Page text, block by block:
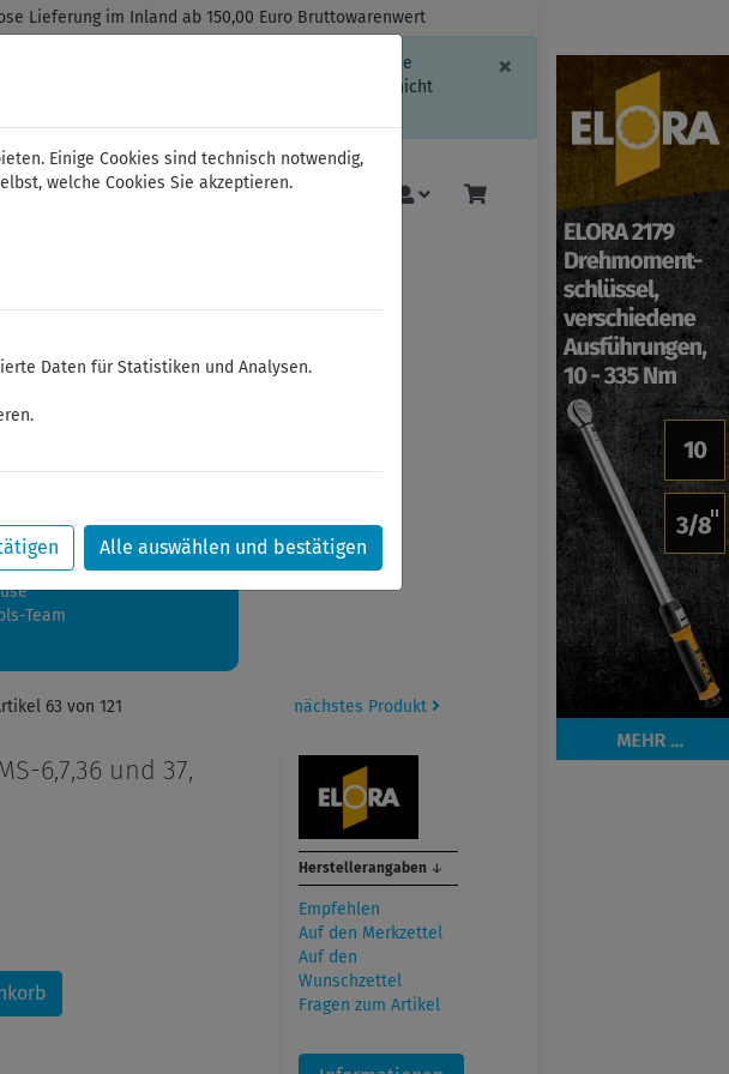
Lieferung im Inland ab 150,00 Euro Bruttowarenwert
× Schließen
beispielsweise die Session-Informationen oder die
des Online-Shops eingeschränkt.
Sind Sie damit nicht
Bauer & Böcker KNIPEX Mehr
auch wir Urlaub.
dem 24.08.2026 verschickt.
Team
63 von 121 nächstes Produkt
6,7,36 und 37,
Herstellerangaben ↓
Empfehlen
Auf den Merkzettel
Auf den
Wunschzettel
Fragen zum Artikel
Einige Cookies sind technisch notwendig,
welche Cookies Sie akzeptieren.
Daten für Statistiken und Analysen.
Alle auswählen und bestätigen